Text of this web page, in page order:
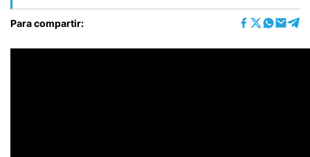
Para compartir: